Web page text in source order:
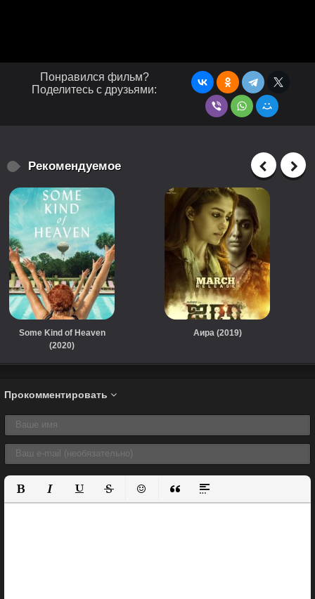
Понравился фильм?
Поделитесь с друзьями:
Рекомендуемое
Some Kind of Heaven
(2020)
Аира (2019)
Прокомментировать
Полужирный
КурсивПодчеркнутый
ЗачеркнутыйВставить смайлик
Вставка цитаты
Вставка спойлера